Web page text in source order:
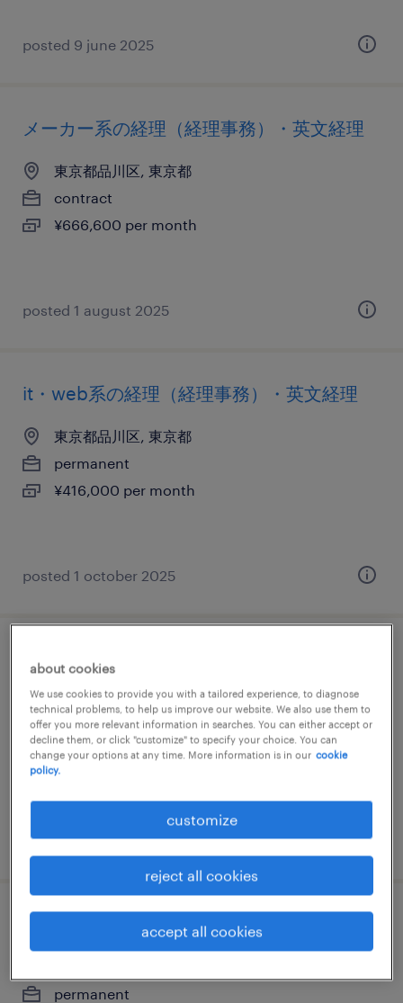
posted 9 june 2025
メーカー系の経理（経理事務）・英文経理
東京都品川区, 東京都
contract
¥666,600 per month
posted 1 august 2025
it・web系の経理（経理事務）・英文経理
東京都品川区, 東京都
permanent
¥416,000 per month
posted 1 october 2025
it・web系の翻訳・通訳
東京都品川区, 東京都
temporary
¥2000.00 per hour
posted 19 february 2026
流通・サービス系の人事・総務
permanent
about cookies
We use cookies to provide you with a tailored experience, to diagnose
technical problems, to help us improve our website. We also use them to
offer you more relevant information in searches. You can either accept or
decline them, or click "customize" to specify your choice. You can
change your options at any time. More information is in our cookie
policy.
customize
reject all cookies
accept all cookies